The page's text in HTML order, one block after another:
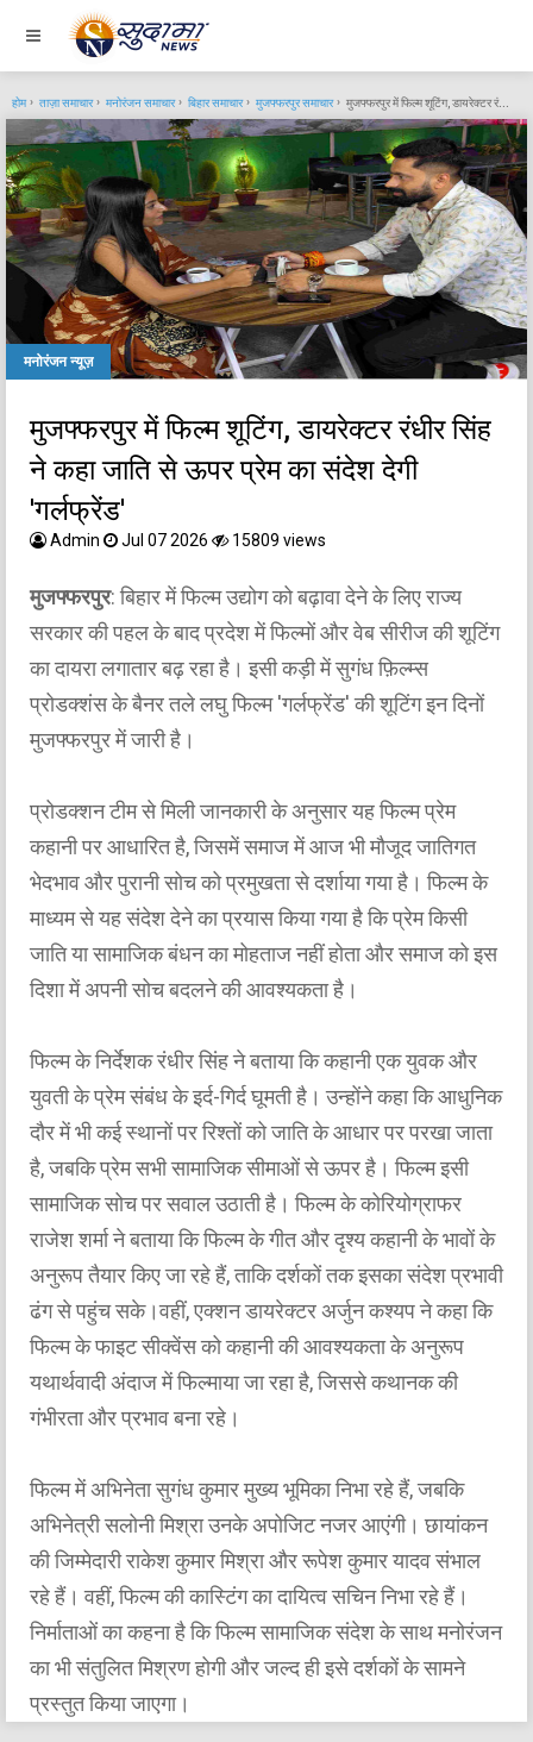
होम ताज़ा समाचार मनोरंजन समाचार बिहार समाचार मुजफ्फरपुर समाचार मुजफ्फरपुर में फिल्म शूटिंग, डायरेक्टर रंधीर सिंह ने कहा जाति से ऊपर प्रेम का संदेश देगी 'गर्लफ्रेंड'
मनोरंजन न्यूज़
मुजफ्फरपुर में फिल्म शूटिंग, डायरेक्टर रंधीर सिंह
ने कहा जाति से ऊपर प्रेम का संदेश देगी
'गर्लफ्रेंड'
Admin Jul 07 2026 15809 views
मुजफ्फरपुर: बिहार में फिल्म उद्योग को बढ़ावा देने के लिए राज्य
सरकार की पहल के बाद प्रदेश में फिल्मों और वेब सीरीज की शूटिंग
का दायरा लगातार बढ़ रहा है। इसी कड़ी में सुगंध फ़िल्म्स
प्रोडक्शंस के बैनर तले लघु फिल्म 'गर्लफ्रेंड' की शूटिंग इन दिनों
मुजफ्फरपुर में जारी है।
प्रोडक्शन टीम से मिली जानकारी के अनुसार यह फिल्म प्रेम
कहानी पर आधारित है, जिसमें समाज में आज भी मौजूद जातिगत
भेदभाव और पुरानी सोच को प्रमुखता से दर्शाया गया है। फिल्म के
माध्यम से यह संदेश देने का प्रयास किया गया है कि प्रेम किसी
जाति या सामाजिक बंधन का मोहताज नहीं होता और समाज को इस
दिशा में अपनी सोच बदलने की आवश्यकता है।
फिल्म के निर्देशक रंधीर सिंह ने बताया कि कहानी एक युवक और
युवती के प्रेम संबंध के इर्द-गिर्द घूमती है। उन्होंने कहा कि आधुनिक
दौर में भी कई स्थानों पर रिश्तों को जाति के आधार पर परखा जाता
है, जबकि प्रेम सभी सामाजिक सीमाओं से ऊपर है। फिल्म इसी
सामाजिक सोच पर सवाल उठाती है। फिल्म के कोरियोग्राफर
राजेश शर्मा ने बताया कि फिल्म के गीत और दृश्य कहानी के भावों के
अनुरूप तैयार किए जा रहे हैं, ताकि दर्शकों तक इसका संदेश प्रभावी
ढंग से पहुंच सके।वहीं, एक्शन डायरेक्टर अर्जुन कश्यप ने कहा कि
फिल्म के फाइट सीक्वेंस को कहानी की आवश्यकता के अनुरूप
यथार्थवादी अंदाज में फिल्माया जा रहा है, जिससे कथानक की
गंभीरता और प्रभाव बना रहे।
फिल्म में अभिनेता सुगंध कुमार मुख्य भूमिका निभा रहे हैं, जबकि
अभिनेत्री सलोनी मिश्रा उनके अपोजिट नजर आएंगी। छायांकन
की जिम्मेदारी राकेश कुमार मिश्रा और रूपेश कुमार यादव संभाल
रहे हैं। वहीं, फिल्म की कास्टिंग का दायित्व सचिन निभा रहे हैं।
निर्माताओं का कहना है कि फिल्म सामाजिक संदेश के साथ मनोरंजन
का भी संतुलित मिश्रण होगी और जल्द ही इसे दर्शकों के सामने
प्रस्तुत किया जाएगा।